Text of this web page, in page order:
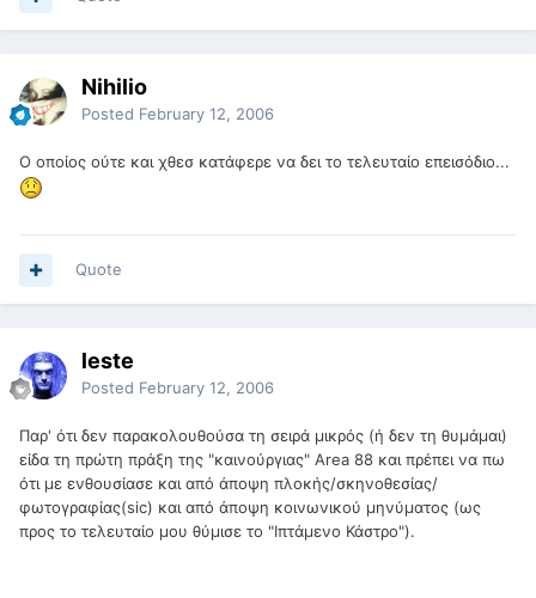
Nihilio
Posted February 12, 2006
O οποίος ούτε και χθεσ κατάφερε να δει το τελευταίο επεισόδιο...
Quote
leste
Posted February 12, 2006
Παρ' ότι δεν παρακολουθούσα τη σειρά μικρός (ή δεν τη θυμάμαι)
είδα τη πρώτη πράξη της "καινούργιας" Area 88 και πρέπει να πω
ότι με ενθουσίασε και από άποψη πλοκής/σκηνοθεσίας/
φωτογραφίας(sic) και από άποψη κοινωνικού μηνύματος (ως
προς το τελευταίο μου θύμισε το "Ιπτάμενο Κάστρο").